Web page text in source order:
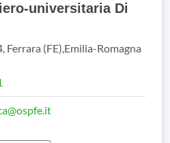
universitaria Di
Ferrara (FE),Emilia-Romagna